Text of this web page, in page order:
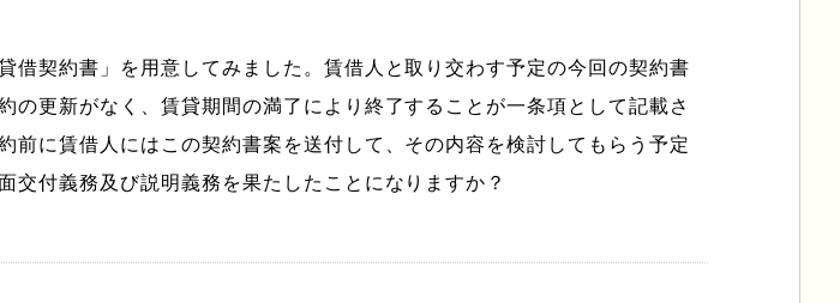
借契約書」を用意してみました。賃借人と取り交わす予定の今回の契約書
の更新がなく、賃貸期間の満了により終了することが一条項として記載さ
前に賃借人にはこの契約書案を送付して、その内容を検討してもらう予定
交付義務及び説明義務を果たしたことになりますか？